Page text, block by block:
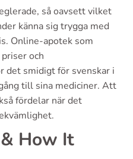
så oavsett vilket
känna sig trygga med
Online-apotek som
och
det smidigt för svenskar i
till sina mediciner. Att
fördelar när det
How It